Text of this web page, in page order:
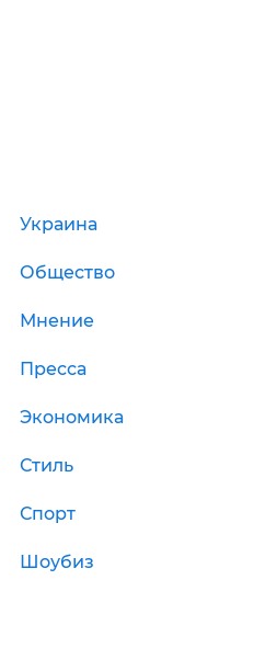
Украина
Общество
Мнение
Пресса
Экономика
Стиль
Спорт
Шоубиз